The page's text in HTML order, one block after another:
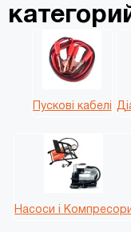
Пускові кабелі
Насоси і